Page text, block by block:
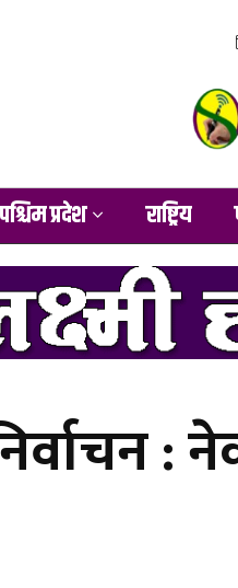
प्रदेश राष्ट्रिय
: